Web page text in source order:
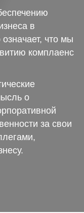
в
что мы
комплаенс
о
за свои